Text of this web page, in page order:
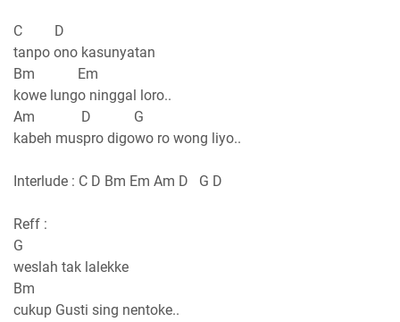
C D
tanpo ono kasunyatan
Bm Em
kowe lungo ninggal loro..
Am D G
kabeh muspro digowo ro wong liyo..
Interlude : C D Bm Em Am D G D
Reff :
G
weslah tak lalekke
Bm
cukup Gusti sing nentoke..